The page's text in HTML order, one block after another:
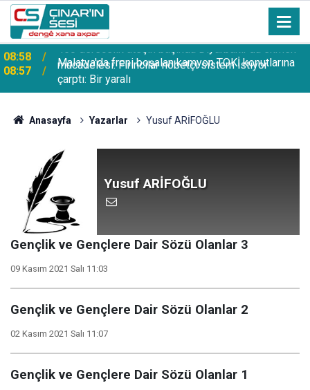
08:57
Malatya'da freni boşalan kamyon TOKİ konutlarına
çarptı: Bir yaralı
Anasayfa Yazarlar Yusuf ARİFOĞLU
Yusuf ARİFOĞLU
Gençlik ve Gençlere Dair Sözü Olanlar 3
09 Kasım 2021 Salı 11:03
Gençlik ve Gençlere Dair Sözü Olanlar 2
02 Kasım 2021 Salı 11:07
Gençlik ve Gençlere Dair Sözü Olanlar 1